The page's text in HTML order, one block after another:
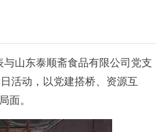
山东泰顺斋食品有限公司党支
活动，以党建搭桥、资源互
面。